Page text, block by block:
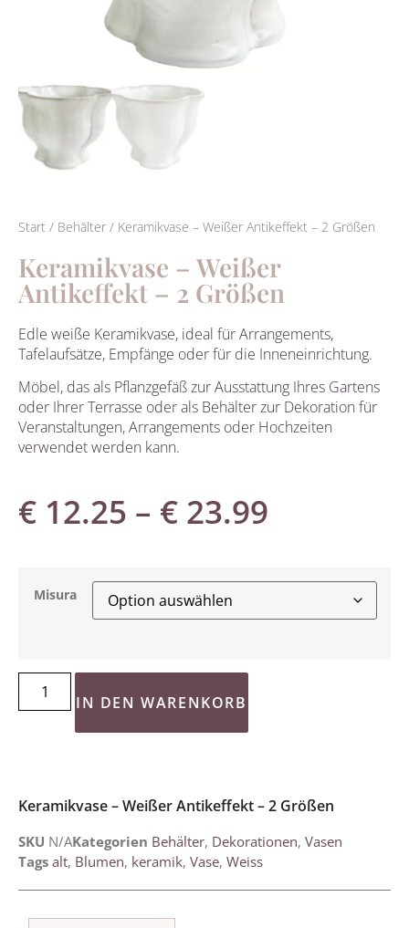
Start / Behälter / Keramikvase – Weißer Antikeffekt – 2 Größen
Keramikvase – Weißer
Antikeffekt – 2 Größen
Edle weiße Keramikvase, ideal für Arrangements,
Tafelaufsätze, Empfänge oder für die Inneneinrichtung.
Möbel, das als Pflanzgefäß zur Ausstattung Ihres Gartens
oder Ihrer Terrasse oder als Behälter zur Dekoration für
Veranstaltungen, Arrangements oder Hochzeiten
verwendet werden kann.
€ 12.25 – € 23.99
Misura
IN DEN WARENKORB
Keramikvase – Weißer Antikeffekt – 2 Größen
SKU N/AKategorien Behälter, Dekorationen, Vasen
Tags alt, Blumen, keramik, Vase, Weiss